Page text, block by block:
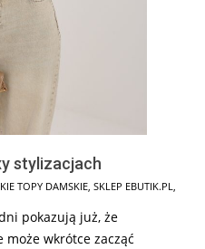
stylizacjach
TOPY DAMSKIE, SKLEP EBUTIK.PL,
pokazują już, że
wkrótce zacząć